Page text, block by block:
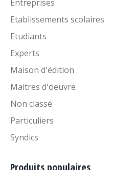
Entreprises
Etablissements scolaires
Etudiants
Experts
Maison d'édition
Maitres d'oeuvre
Non classé
Particuliers
Syndics
Produits populaires